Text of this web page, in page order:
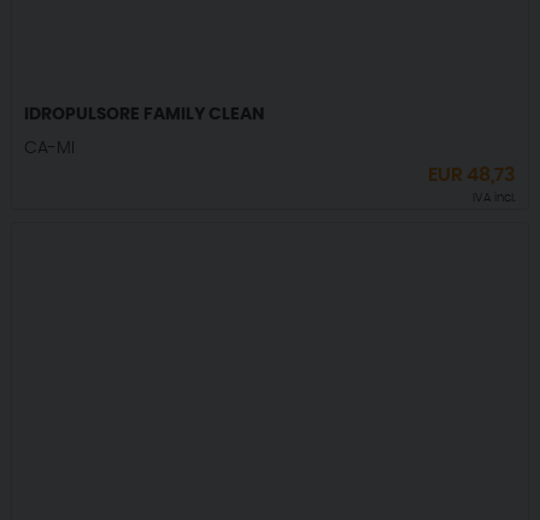
IDROPULSORE FAMILY CLEAN
CA-MI
EUR 48,73
IVA incl.